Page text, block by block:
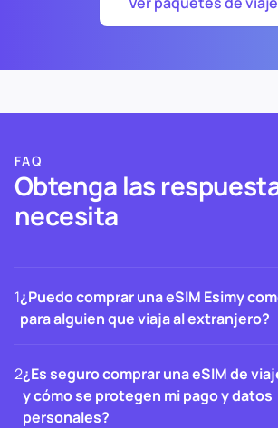
FAQ
Obtenga las
necesita
1¿Puedo comprar una eSIM Esimy
para alguien que viaja al extranjero?
2¿Es seguro comprar una eSIM de
y cómo se protegen mi pago y datos
personales?